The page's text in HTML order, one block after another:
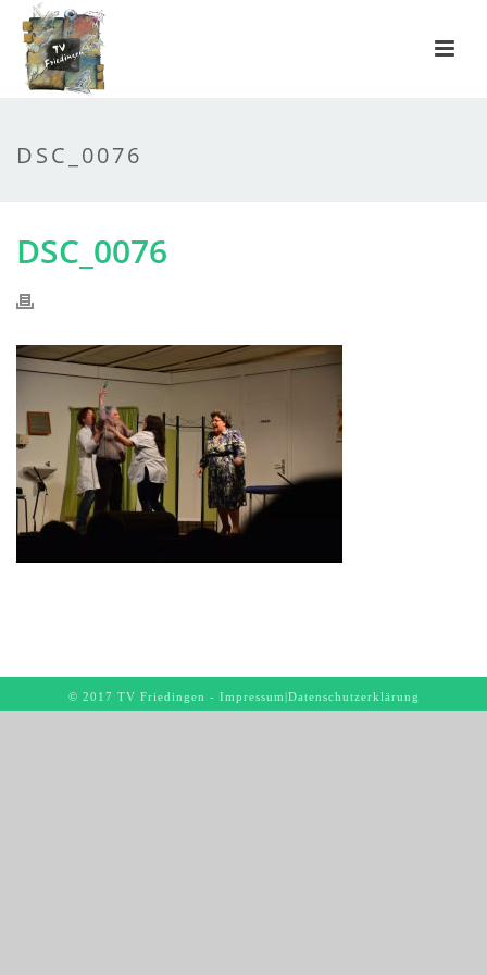
DSC_0076
DSC_0076
© 2017 TV Friedingen - Impressum|Datenschutzerklärung